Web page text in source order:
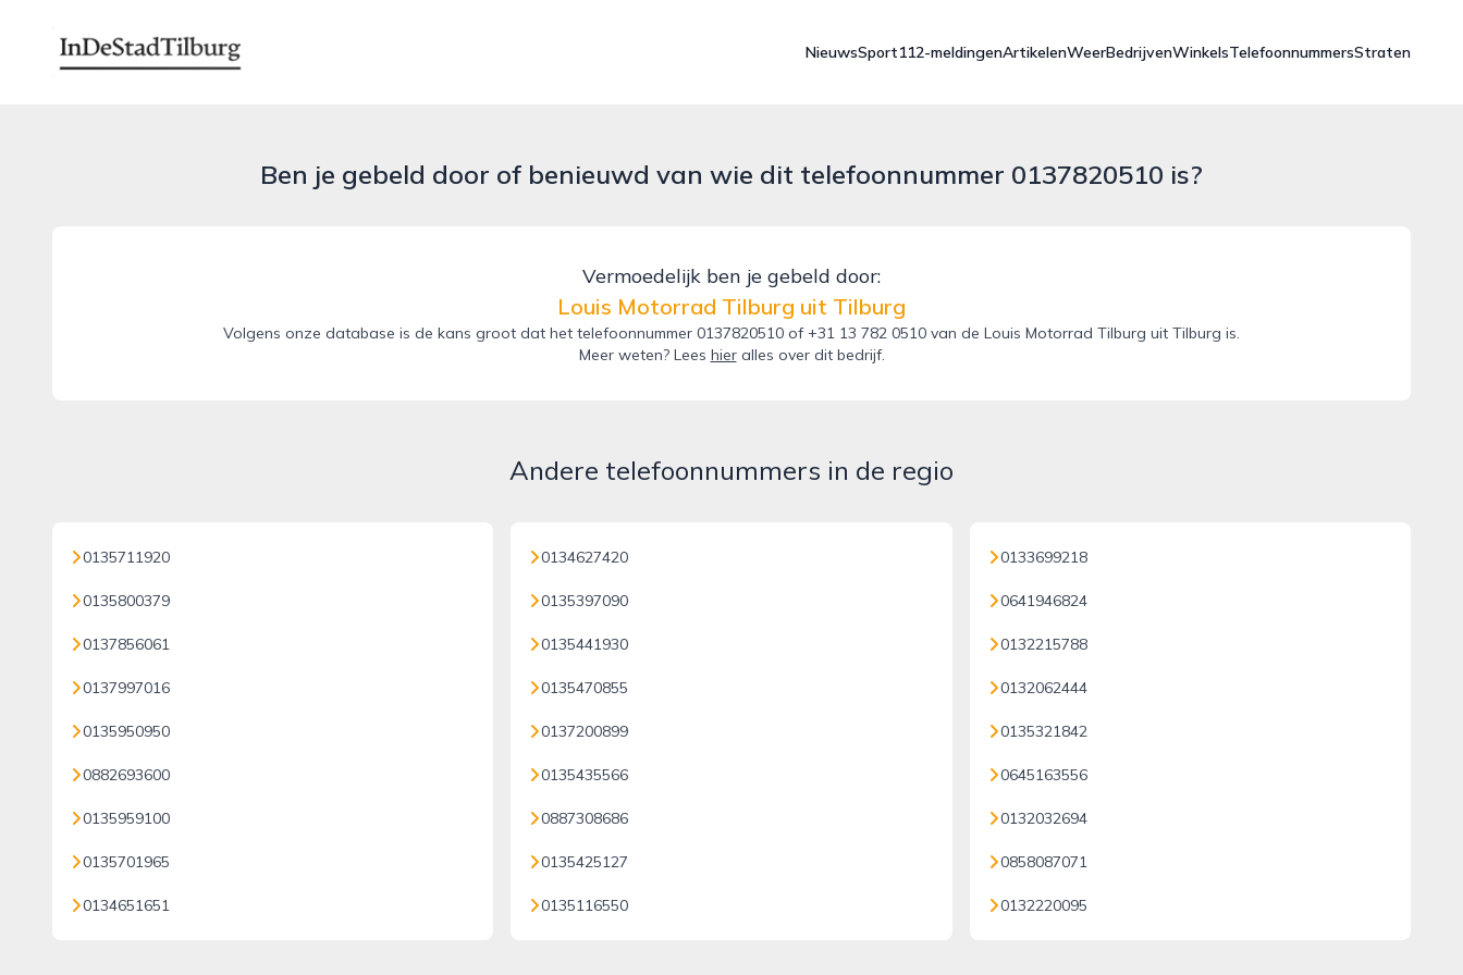
indestadtilburg.nl
NieuwsSport112-meldingenArtikelenWeerBedrijvenWinkelsTelefoonnummersStraten
Ben je gebeld door of benieuwd van wie dit telefoonnummer 0137820510 is?
Vermoedelijk ben je gebeld door:
Louis Motorrad Tilburg uit Tilburg
Volgens onze database is de kans groot dat het telefoonnummer 0137820510 of +31 13 782 0510 van de Louis Motorrad Tilburg uit Tilburg is.
Meer weten? Lees hieralles over dit bedrijf.
Andere telefoonnummers in de regio
0135711920
0135800379
0137856061
0137997016
0135950950
0882693600
0135959100
0135701965
0134651651
0134627420
0135397090
0135441930
0135470855
0137200899
0135435566
0887308686
0135425127
0135116550
0133699218
0641946824
0132215788
0132062444
0135321842
0645163556
0132032694
0858087071
0132220095